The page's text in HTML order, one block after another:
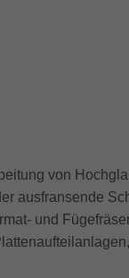
von
ausfransende
und